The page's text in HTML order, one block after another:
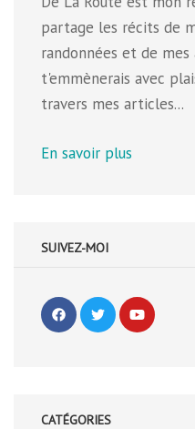
partage les récits de
randonnées et de mes
t'emmènerais avec
travers mes articles...
En savoir plus
SUIVEZ-MOI
CATÉGORIES